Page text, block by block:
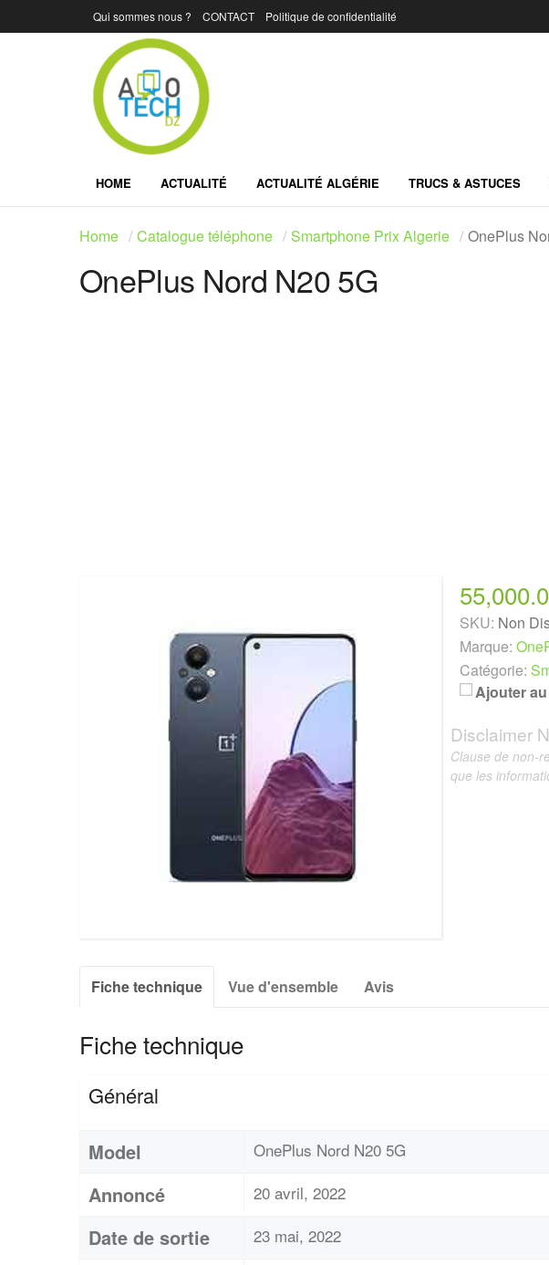
Qui sommes nous ? CONTACT Politique de confidentialité
HOME ACTUALITÉ ACTUALITÉ ALGÉRIE TRUCS & ASTUCES
Home Catalogue téléphone Smartphone Prix Algerie OnePlus
OnePlus Nord N20 5G
SKU: Non
Marque:
Catégorie:
Ajouter
Fiche technique Vue d'ensemble Avis
Fiche technique
Général
Model OnePlus Nord N20 5G
Annoncé 20 avril, 2022
Date de sortie 23 mai, 2022
Disclaimer
Clause de non-
que les